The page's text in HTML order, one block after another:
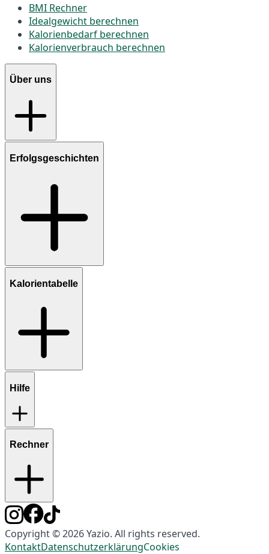
BMI Rechner
Idealgewicht berechnen
Kalorienbedarf berechnen
Kalorienverbrauch berechnen
Über uns
Erfolgsgeschichten
Kalorientabelle
Hilfe
Rechner
Copyright © 2026 Yazio. All rights reserved.
KontaktDatenschutzerklärungCookies